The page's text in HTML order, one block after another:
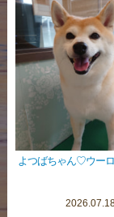
よつばちゃん♡ウー